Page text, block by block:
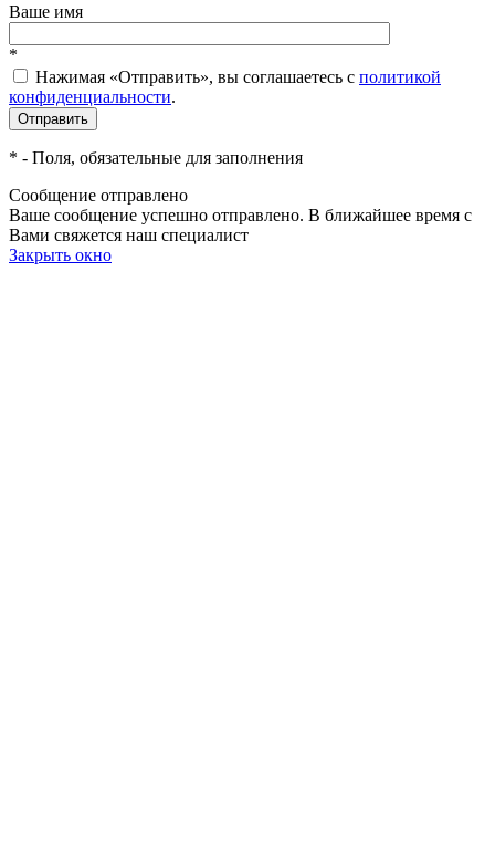
Ваше имя
*
Нажимая «Отправить», вы соглашаетесь c политикой
конфиденциальности.
* - Поля, обязательные для заполнения
Сообщение отправлено
Ваше сообщение успешно отправлено. В ближайшее время с
Вами свяжется наш специалист
Закрыть окно